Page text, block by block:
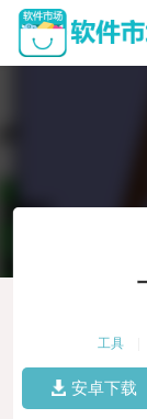
工具
安卓下载